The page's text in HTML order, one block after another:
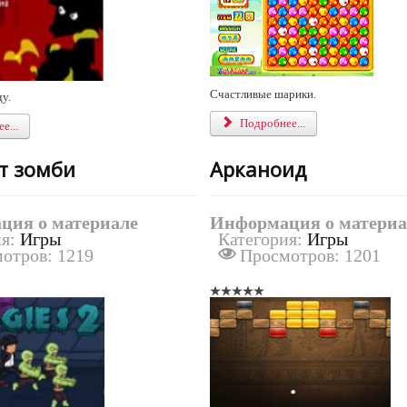
и
н
г
:
5
Счастливые шарики.
Подробнее...
зомби
о материале
Игры
1219
Арканоид
Информация о
Категория: Игры
Просмотров: 1201